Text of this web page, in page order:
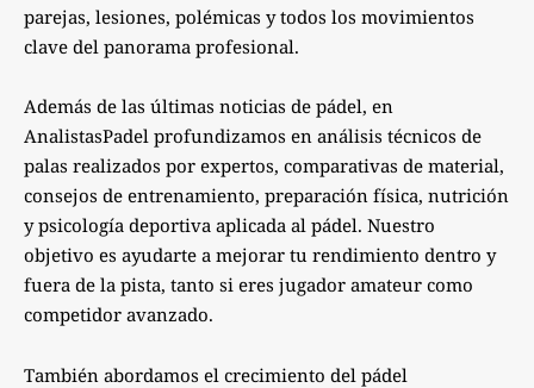
parejas, lesiones, polémicas y todos los movimientos
clave del panorama profesional.
Además de las últimas noticias de pádel, en
AnalistasPadel profundizamos en análisis técnicos de
palas realizados por expertos, comparativas de material,
consejos de entrenamiento, preparación física, nutrición
y psicología deportiva aplicada al pádel. Nuestro
objetivo es ayudarte a mejorar tu rendimiento dentro y
fuera de la pista, tanto si eres jugador amateur como
competidor avanzado.
También abordamos el crecimiento del pádel